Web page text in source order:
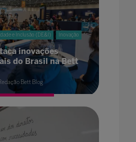
e Inclusão (DE&I) Inovação
inovações
do Brasil na Bett
Bett Blog